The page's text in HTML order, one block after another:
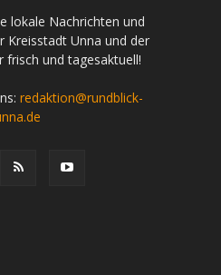
lokale Nachrichten und
Kreisstadt Unna und der
frisch und tagesaktuell!
redaktion@rundblick-